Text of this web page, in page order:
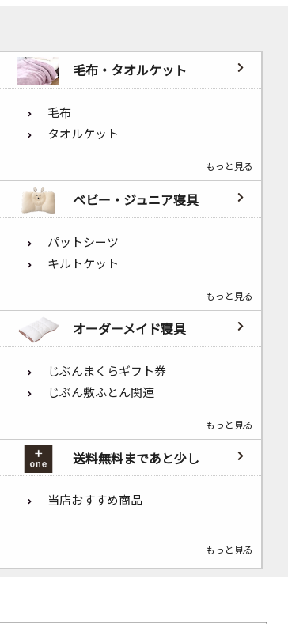
毛布・タオルケット
毛布
タオルケット
もっと見る
ベビー・ジュニア寝具
パットシーツ
キルトケット
もっと見る
オーダーメイド寝具
じぶんまくらギフト券
じぶん敷ふとん関連
もっと見る
送料無料まであと少し
当店おすすめ商品
もっと見る